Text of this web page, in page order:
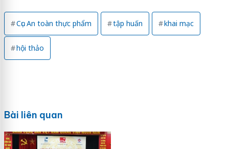
Cục An toàn thực phẩm tập huấn khai mạc
hội thảo
Bài liên quan